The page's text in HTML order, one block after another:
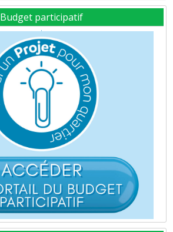
Budget participatif